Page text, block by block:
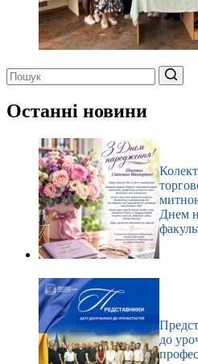
результатів
Останні новини
Днем
до